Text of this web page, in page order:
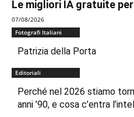
Le migliori IA gratuite
07/08/2026
Fotografi Italiani
Patrizia della Porta
Editoriali
Perché nel 2026 stiamo
anni ’90, e cosa c’entra